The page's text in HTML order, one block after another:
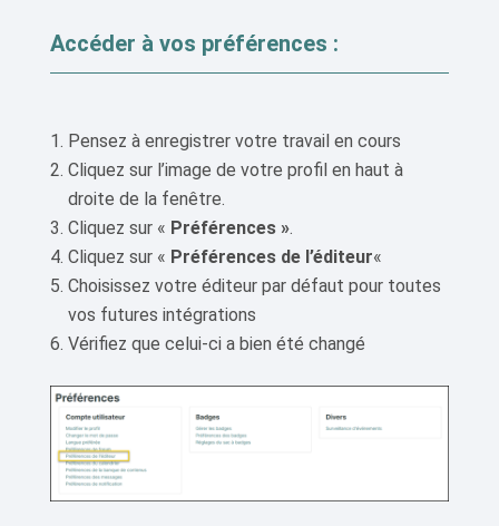
Accéder à vos préférences :
Pensez à enregistrer votre travail en cours
Cliquez sur l’image de votre profil en haut à
droite de la fenêtre.
Cliquez sur « Préférences ».
Cliquez sur « Préférences de l’éditeur«
Choisissez votre éditeur par défaut pour toutes
vos futures intégrations
Vérifiez que celui-ci a bien été changé